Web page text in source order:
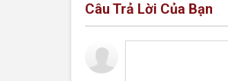
Câu Trả Lời Của Bạn